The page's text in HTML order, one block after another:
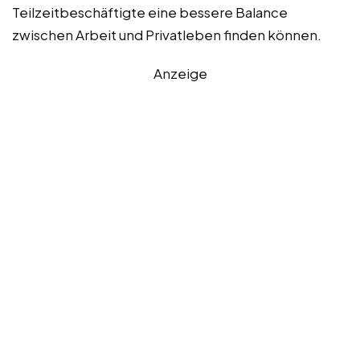
Teilzeitbeschäftigte eine bessere Balance
zwischen Arbeit und Privatleben finden können.
Anzeige